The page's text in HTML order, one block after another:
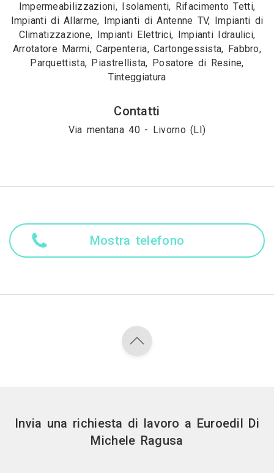
Impermeabilizzazioni, Isolamenti, Rifacimento Tetti,
Impianti di Allarme, Impianti di Antenne TV, Impianti di
Climatizzazione, Impianti Elettrici, Impianti Idraulici,
Arrotatore Marmi, Carpenteria, Cartongessista, Fabbro,
Parquettista, Piastrellista, Posatore di Resine,
Tinteggiatura
Contatti
Via mentana 40 - Livorno (LI)
Mostra telefono
Invia una richiesta di lavoro a Euroedil Di
Michele Ragusa